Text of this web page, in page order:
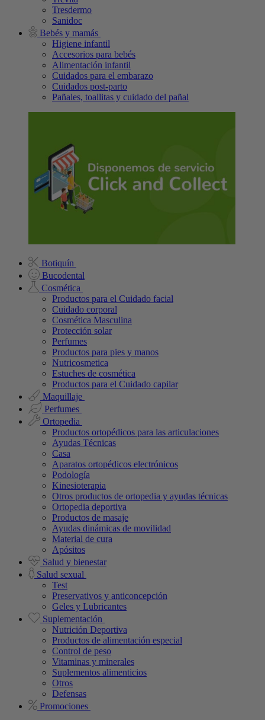
Tresdermo
Sanidoc
Bebés y mamás
Higiene infantil
Accesorios para bebés
Alimentación infantil
Cuidados para el embarazo
Cuidados post-parto
Pañales, toallitas y cuidado del pañal
Botiquín
Bucodental
Cosmética
Productos para el Cuidado facial
Cuidado corporal
Cosmética Masculina
Protección solar
Perfumes
Productos para pies y manos
Nutricosmetica
Estuches de cosmética
Productos para el Cuidado capilar
Maquillaje
Perfumes
Ortopedia
Productos ortopédicos para las articulaciones
Ayudas Técnicas
Casa
Aparatos ortopédicos electrónicos
Podología
Kinesioterapia
Otros productos de ortopedia y ayudas técnicas
Ortopedia deportiva
Productos de masaje
Ayudas dinámicas de movilidad
Material de cura
Apósitos
Salud y bienestar
Salud sexual
Test
Preservativos y anticoncepción
Geles y Lubricantes
Suplementación
Nutrición Deportiva
Productos de alimentación especial
Control de peso
Vitaminas y minerales
Suplementos alimenticios
Otros
Defensas
Promociones